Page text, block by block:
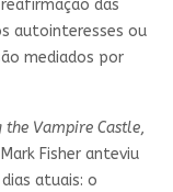
das
autointeresses ou
mediados por
the Vampire Castle,
Fisher anteviu
atuais: o